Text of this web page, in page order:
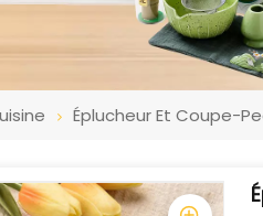
Éplucheur Et Coupe-